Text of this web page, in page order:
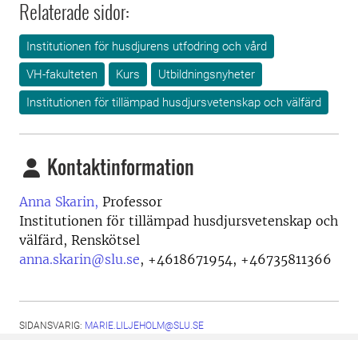
Relaterade sidor:
Institutionen för husdjurens utfodring och vård
VH-fakulteten
Kurs
Utbildningsnyheter
Institutionen för tillämpad husdjursvetenskap och välfärd
Kontaktinformation
Anna Skarin, Professor
Institutionen för tillämpad husdjursvetenskap och
välfärd, Renskötsel
anna.skarin@slu.se, +4618671954, +46735811366
SIDANSVARIG: MARIE.LILJEHOLM@SLU.SE